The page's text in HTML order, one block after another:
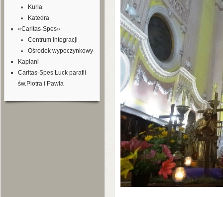
Kuria
Katedra
«Caritas-Spes»
Centrum Integracji
Ośrodek wypoczynkowy
Kapłani
Caritas-Spes Łuck parafii
św.Piotra i Pawła